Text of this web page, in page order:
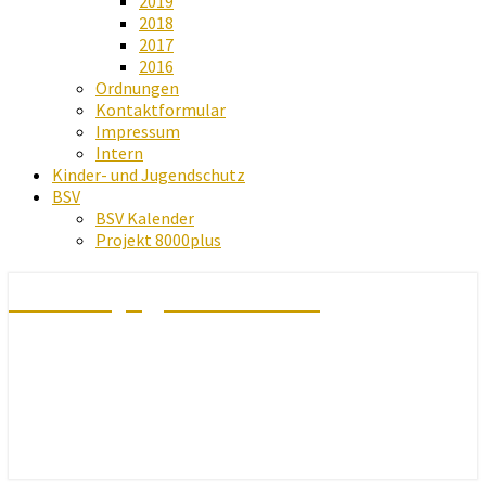
2018
2017
2016
Ordnungen
Kontaktformular
Impressum
Intern
Kinder- und Jugendschutz
BSV
BSV Kalender
Projekt 8000plus